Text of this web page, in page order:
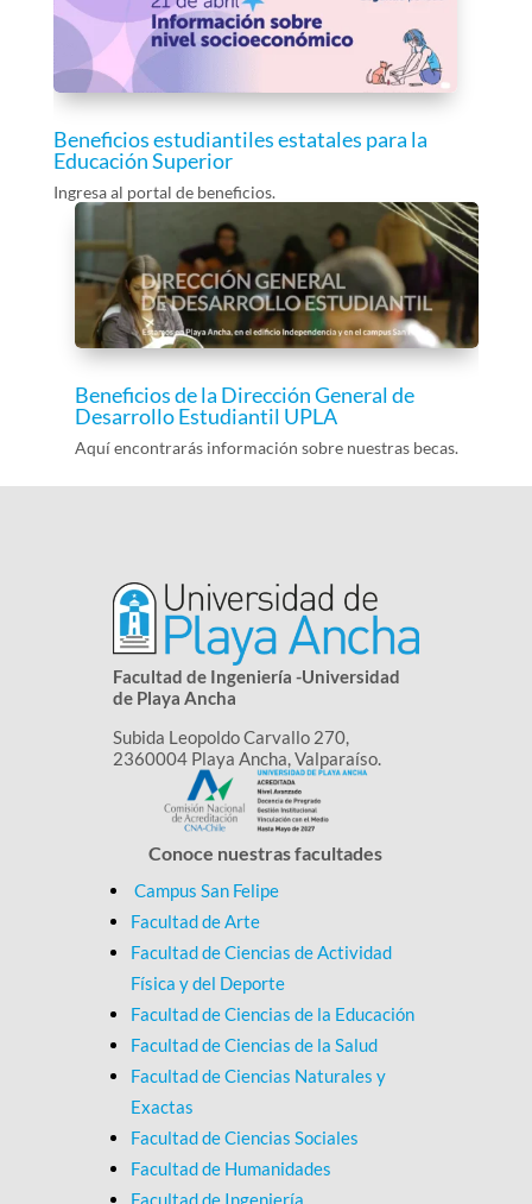
Beneficios estudiantiles estatales para la
Educación Superior
Ingresa al portal de beneficios.
Beneficios de la Dirección General de
Desarrollo Estudiantil UPLA
Aquí encontrarás información sobre nuestras becas.
​​Facultad de Ingeniería -Universidad
de Playa Ancha
Subida Leopoldo Carvallo 270,
2360004 Playa Ancha, Valparaíso.
Conoce nuestras facultades
Campus San Felipe
Facultad de Arte
Facultad de Ciencias de Actividad
Física y del Deporte
Facultad de Ciencias de la Educación
Facultad de Ciencias de la Salud
Facultad de Ciencias Naturales y
Exactas
Facultad de Ciencias Sociales
Facultad de Humanidades
Facultad de Ingeniería